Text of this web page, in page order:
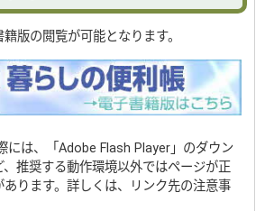
版の閲覧が可能となります。
には、「Adobe Flash Player」のダウン
推奨する動作環境以外ではページが正
あります。詳しくは、リンク先の注意事